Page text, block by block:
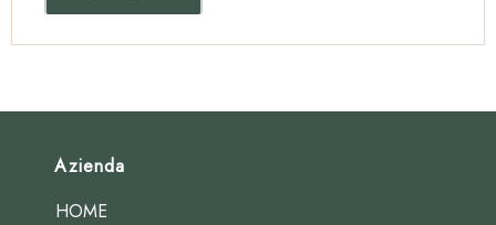
Azienda
HOME